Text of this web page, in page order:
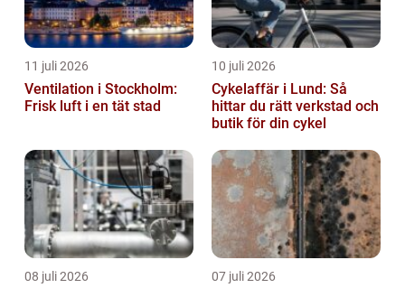
11 juli 2026
Ventilation i Stockholm:
Frisk luft i en tät stad
10 juli 2026
Cykelaffär i Lund: Så
hittar du rätt verkstad och
butik för din cykel
08 juli 2026 07 juli 2026